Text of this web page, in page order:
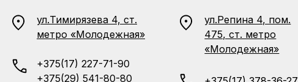
ул.Тимирязева 4, ст.
метро «Молодежная»
+375(17) 227-71-90
+375(29) 541-80-80
ул.Репина 4, пом.
475, ст. метро
«Молодежная»